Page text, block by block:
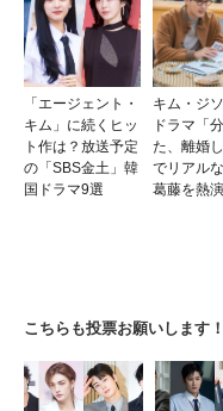
「エージェント・
キム」に続くヒッ
ト作は？放送予定
の「SBS金土」韓
国ドラマ9選
キム・ジ
ドラマ「
た、離婚し
でリアル
葛藤を熱演
こちらも投票お願いします！